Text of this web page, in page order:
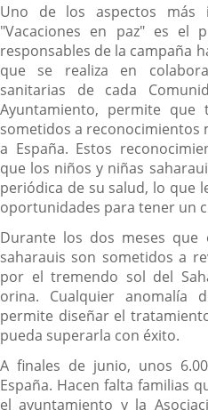
Uno de los aspectos más
"Vacaciones en paz" es el
responsables de la campaña
que se realiza en
sanitarias de cada
Ayuntamiento, permite que
sometidos a reconocimientos
a España. Estos
que los niños y niñas
periódica de su salud, lo que
oportunidades para tener un
Durante los dos meses que
saharauis son sometidos a
por el tremendo sol del
orina. Cualquier anomalía
permite diseñar el
pueda superarla con éxito.
A finales de junio, unos
España. Hacen falta familias
el ayuntamiento y la